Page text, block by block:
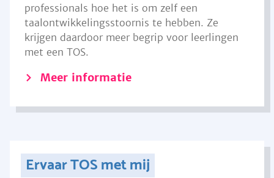
professionals hoe het is om zelf een
taalontwikkelingsstoornis te hebben. Ze
krijgen daardoor meer begrip voor leerlingen
met een TOS.
Meer informatie
Ervaar TOS met mij